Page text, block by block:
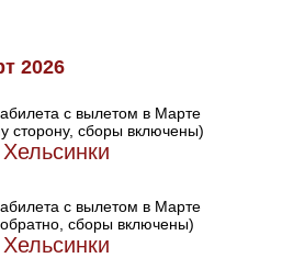
2026
с вылетом в Марте
сторону, сборы включены)
с вылетом в Марте
сборы включены)